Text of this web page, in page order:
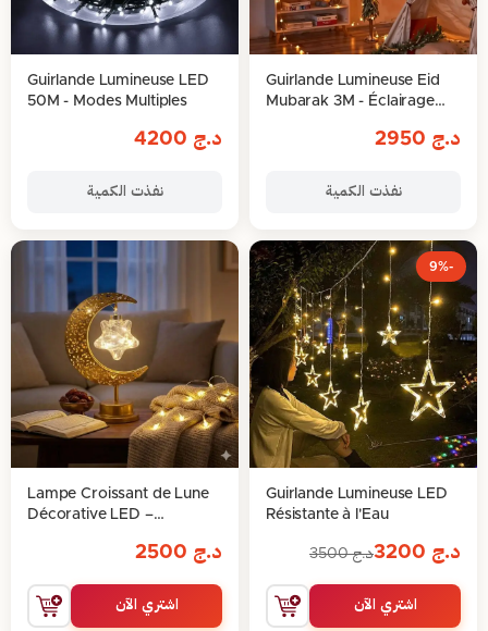
Guirlande Lumineuse Eid
Mubarak 3M - Éclairage
د.ج
نفذت الكمية
Guirlande Lumineuse LED
50M - Modes Multiples
د.ج
نفذت الكمية
-9%
Guirlande Lumineuse LED
Résistante à l'Eau
د.ج د.ج3500
اشتري الآن
Lampe Croissant de Lune
Décorative LED –
Élégance et Lumière
د.ج
اشتري الآن